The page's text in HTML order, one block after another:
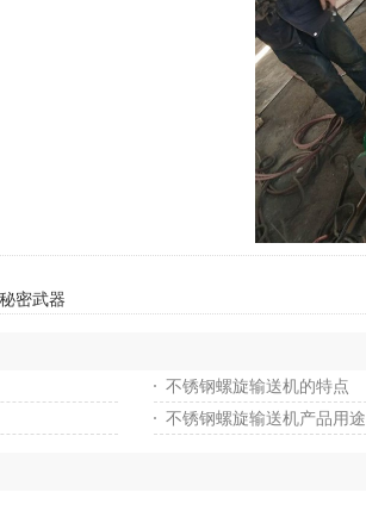
密武器
不锈钢螺旋输送机的特点
不锈钢螺旋输送机产品用途